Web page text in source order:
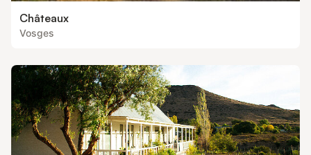
Châteaux
Vosges